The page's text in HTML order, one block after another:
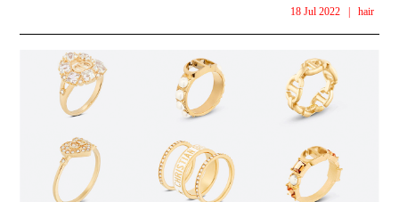
18 Jul 2022 | hair